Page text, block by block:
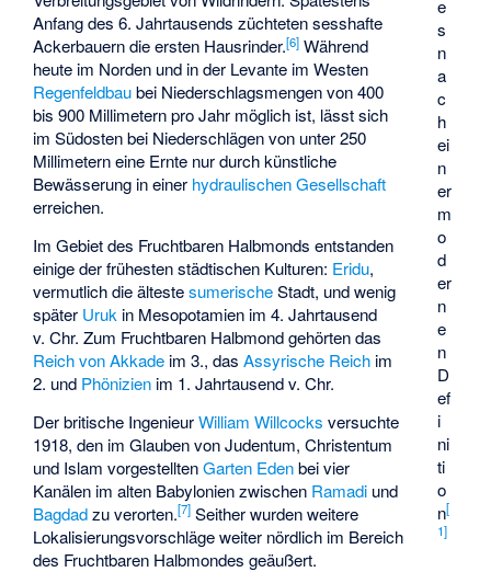
e
s
n
a
c
h
ei
n
er
m
o
d
er
n
e
n
D
ef
i
ni
ti
o
n[
1]
Anfang des 6. Jahrtausends züchteten sesshafte
Ackerbauern die ersten Hausrinder.[6] Während
heute im Norden und in der Levante im Westen
Regenfeldbaubei Niederschlagsmengen von 400
bis 900 Millimetern pro Jahr möglich ist, lässt sich
im Südosten bei Niederschlägen von unter 250
Millimetern eine Ernte nur durch künstliche
Bewässerung in einer hydraulischen Gesellschaft
erreichen.
Im Gebiet des Fruchtbaren Halbmonds entstanden
einige der frühesten städtischen Kulturen: Eridu,
vermutlich die ältestesumerischeStadt, und wenig
später Uruk in Mesopotamien im 4. Jahrtausend
v. Chr. Zum Fruchtbaren Halbmond gehörten das
Reich von Akkade im 3., dasAssyrische Reich im
2. und Phönizien im 1. Jahrtausend v. Chr.
Der britische IngenieurWilliam Willcocks versuchte
1918, den im Glauben von Judentum, Christentum
und Islam vorgestelltenGarten Edenbei vier
Kanälen im alten Babylonien zwischen Ramadi und
Bagdadzu verorten.[7] Seither wurden weitere
Lokalisierungsvorschläge weiter nördlich im Bereich
des Fruchtbaren Halbmondes geäußert.